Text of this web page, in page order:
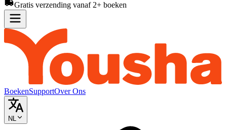
Gratis verzending vanaf 2+ boeken
BoekenSupportOver Ons
NL